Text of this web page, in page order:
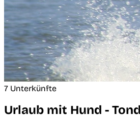
7 Unterkünfte
Urlaub mit Hund -